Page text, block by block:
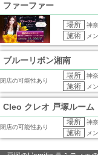
ファーファー
場所 神
施術 メ
ブルーリボン湘南
閉店の可能性あり
場所 神
施術 メ
Cleo クレオ 戸塚ルーム
閉店の可能性あり
場所 神
施術 メ